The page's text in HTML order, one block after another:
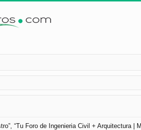
“Tu Foro de Ingenieria Civil + Arquitectura |